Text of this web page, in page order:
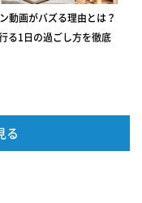
動画がバズる理由とは？
る1日の過ごし方を徹底
る